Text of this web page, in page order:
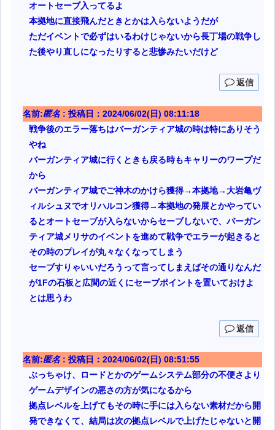
オートセーブ入ってるよ
本拠地に直接飛んだときとかは入らないようだが
ただイベントで必ずはいるわけじゃないから長丁場の戦争し
た後やり直しになったりすると悲惨みたいだけど
返信
名前:匿名: 投稿日：2024/06/02(日) 08:11:18
戦争後のエラー落ちはバーガンティア城の時は特にありそう
やね
バーガンティア城に行くときも戻る時もキャリーのワープだ
から
バーガンティア城でご神木のかけら獲得→本拠地→大岩亀ヴ
ィルシュヌでオリハルコン獲得→本拠地の発展とかやってい
るとオートセーブが入らないからセーブしないで、バーガン
ティア城メリサのイベントを進めて戦争でエラーが起きると
その時のプレイが丸々なくなってしまう
セーブすりゃいいだろうって言ってしまえばその通りなんだ
が1Fの石板と広間の近くにセーブポイントを置いておけよ
とは思うわ
返信
名前:匿名: 投稿日：2024/06/02(日) 08:51:55
ぶっちゃけ、ロードとかのゲームシステム部分の不便さより
ゲームデザインの悪さの方が気になるから
拠点レベルを上げてもその時に手には入らない素材だから開
発できなくて、結局は次の拠点レベルで上げたじゃないと開